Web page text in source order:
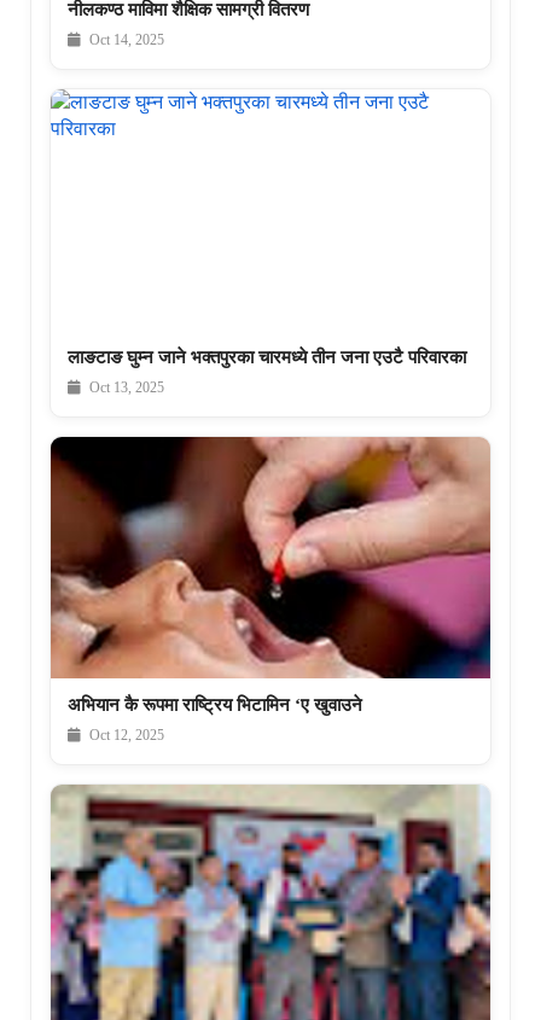
नीलकण्ठ माविमा शैक्षिक सामग्री वितरण
Oct 14, 2025
लाङटाङ घुम्न जाने भक्तपुरका चारमध्ये तीन जना एउटै परिवारका
Oct 13, 2025
अभियान कै रूपमा राष्ट्रिय भिटामिन ‘ए खुवाउने
Oct 12, 2025